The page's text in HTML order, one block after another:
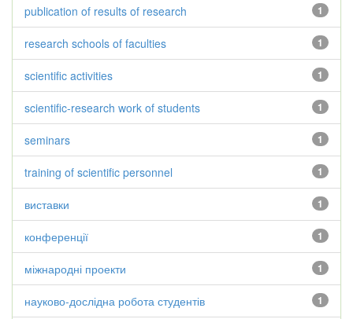
1
publication of results of research
1
research schools of faculties
1
scientific activities
1
scientific-research work of students
1
seminars
1
training of scientific personnel
1
виставки
1
конференції
1
міжнародні проекти
1
науково-дослідна робота студентів